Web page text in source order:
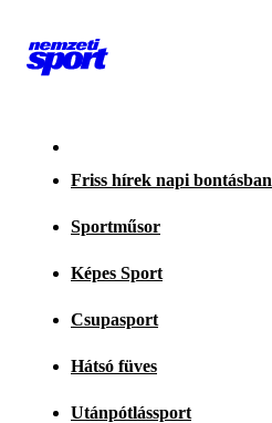
Friss hírek napi bontásban
Sportműsor
Képes Sport
Csupasport
Hátsó füves
Utánpótlássport